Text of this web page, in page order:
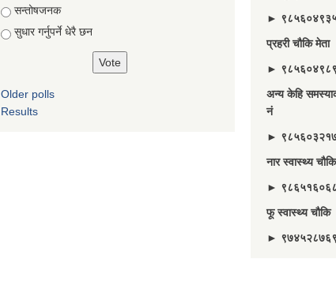
सन्तोषजनक
सुधार गर्नुपर्ने धेरै छन
Older polls
Results
►
प्रहरी चौकि मेता
►
अन्य केहि
नं
►
नार स्वास्थ्य
►
फू स्वास्थ्य चौकि
► ९७४५२८७६९०